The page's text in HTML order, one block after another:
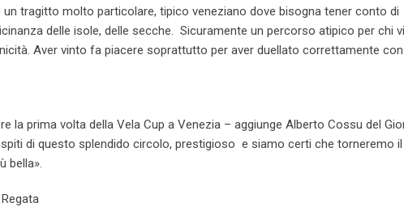
tragitto molto particolare, tipico veneziano dove bisogna tener conto di
delle isole, delle secche. Sicuramente un percorso atipico per chi
Aver vinto fa piacere soprattutto per aver duellato correttamente
la prima volta della Vela Cup a Venezia – aggiunge Alberto Cossu del
di questo splendido circolo, prestigioso e siamo certi che torneremo il
bella».